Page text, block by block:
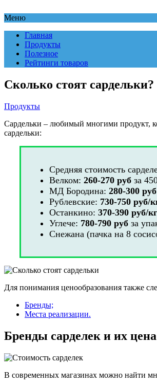
Меню
Главная
Продукты
Полезное
Рейтинги товаров
Сколько стоят сардельки?
Продукты
Сардельки – любимый многими продукт,
сардельки:
Средняя стоимость
Велком: 260-270 руб за
МД Бородина: 280-300 руб
Рублевские: 730-750 руб/
Останкино: 370-390 руб/кг
Углече: 780-790 руб за
Снежана (пачка на 8
Для понимания ценообразования также
Бренды;
Места реализации.
Бренды сарделек и их цена
В современных магазинах можно найти